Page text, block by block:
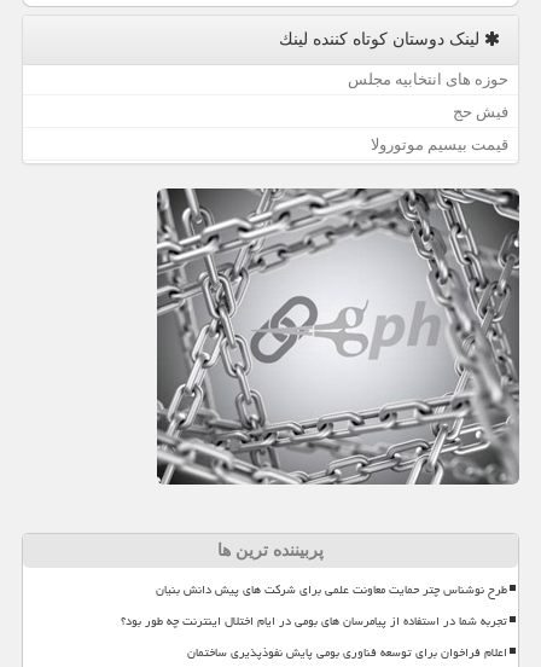
لینک دوستان كوتاه كننده لینك
حوزه های انتخابیه مجلس
فیش حج
قیمت بیسیم موتورولا
پربیننده ترین ها
طرح نوشناس چتر حمایت معاونت علمی برای شرکت های پیش دانش بنیان
تجربه شما در استفاده از پیامرسان های بومی در ایام اختلال اینترنت چه طور بود؟
اعلام فراخوان برای توسعه فناوری بومی پایش نفوذپذیری ساختمان